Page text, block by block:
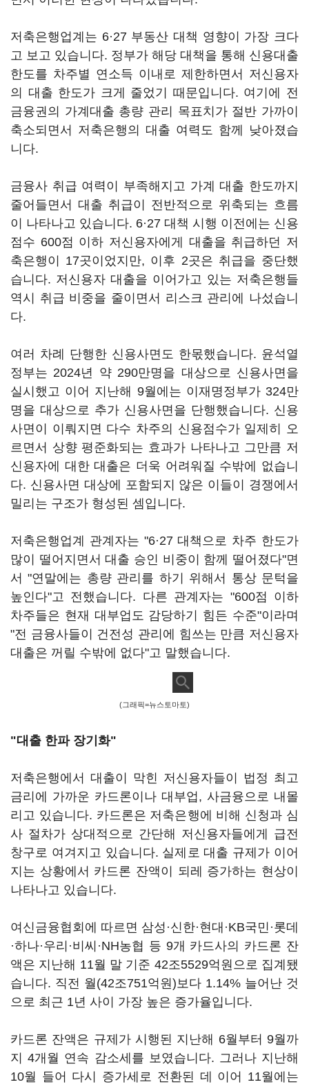
저축은행업계는 6·27 부동산 대책 영향이 가장 크다
고 보고 있습니다. 정부가 해당 대책을 통해 신용대출
한도를 차주별 연소득 이내로 제한하면서 저신용자
의 대출 한도가 크게 줄었기 때문입니다. 여기에 전
금융권의 가계대출 총량 관리 목표치가 절반 가까이
축소되면서 저축은행의 대출 여력도 함께 낮아졌습
니다.
금융사 취급 여력이 부족해지고 가계 대출 한도까지
줄어들면서 대출 취급이 전반적으로 위축되는 흐름
이 나타나고 있습니다. 6·27 대책 시행 이전에는 신용
점수 600점 이하 저신용자에게 대출을 취급하던 저
축은행이 17곳이었지만, 이후 2곳은 취급을 중단했
습니다. 저신용자 대출을 이어가고 있는 저축은행들
역시 취급 비중을 줄이면서 리스크 관리에 나섰습니
다.
여러 차례 단행한 신용사면도 한몫했습니다. 윤석열
정부는 2024년 약 290만명을 대상으로 신용사면을
실시했고 이어 지난해 9월에는 이재명정부가 324만
명을 대상으로 추가 신용사면을 단행했습니다. 신용
사면이 이뤄지면 다수 차주의 신용점수가 일제히 오
르면서 상향 평준화되는 효과가 나타나고 그만큼 저
신용자에 대한 대출은 더욱 어려워질 수밖에 없습니
다. 신용사면 대상에 포함되지 않은 이들이 경쟁에서
밀리는 구조가 형성된 셈입니다.
저축은행업계 관계자는 "6·27 대책으로 차주 한도가
많이 떨어지면서 대출 승인 비중이 함께 떨어졌다"면
서 "연말에는 총량 관리를 하기 위해서 통상 문턱을
높인다"고 전했습니다. 다른 관계자는 "600점 이하
차주들은 현재 대부업도 감당하기 힘든 수준"이라며
"전 금융사들이 건전성 관리에 힘쓰는 만큼 저신용자
대출은 꺼릴 수밖에 없다"고 말했습니다.
(그래픽=뉴스토마토)
"대출 한파 장기화"
저축은행에서 대출이 막힌 저신용자들이 법정 최고
금리에 가까운 카드론이나 대부업, 사금융으로 내몰
리고 있습니다. 카드론은 저축은행에 비해 신청과 심
사 절차가 상대적으로 간단해 저신용자들에게 급전
창구로 여겨지고 있습니다. 실제로 대출 규제가 이어
지는 상황에서 카드론 잔액이 되레 증가하는 현상이
나타나고 있습니다.
여신금융협회에 따르면 삼성·신한·현대·KB국민·롯데
·하나·우리·비씨·NH농협 등 9개 카드사의 카드론 잔
액은 지난해 11월 말 기준 42조5529억원으로 집계됐
습니다. 직전 월(42조751억원)보다 1.14% 늘어난 것
으로 최근 1년 사이 가장 높은 증가율입니다.
카드론 잔액은 규제가 시행된 지난해 6월부터 9월까
지 4개월 연속 감소세를 보였습니다. 그러나 지난해
10월 들어 다시 증가세로 전환된 데 이어 11월에는